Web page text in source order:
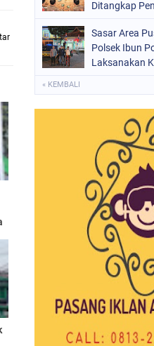
Ditangkap
Sasar Area
Polsek Ibun
Laksanakan
« KEMBALI